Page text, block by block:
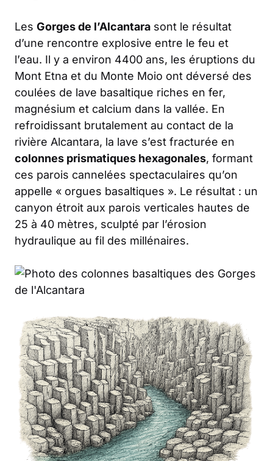
Les Gorges de l’Alcantara sont le résultat
d’une rencontre explosive entre le feu et
l’eau. Il y a environ 4400 ans, les éruptions du
Mont Etna et du Monte Moio ont déversé des
coulées de lave basaltique riches en fer,
magnésium et calcium dans la vallée. En
refroidissant brutalement au contact de la
rivière Alcantara, la lave s’est fracturée en
colonnes prismatiques hexagonales, formant
ces parois cannelées spectaculaires qu’on
appelle « orgues basaltiques ». Le résultat : un
canyon étroit aux parois verticales hautes de
25 à 40 mètres, sculpté par l’érosion
hydraulique au fil des millénaires.